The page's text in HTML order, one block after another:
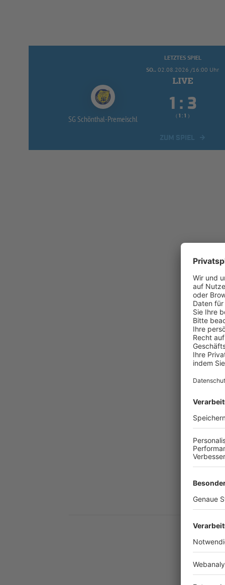
LETZTES SPIEL
SO.. 02.08.2026 /16:00 Uhr
SG Schönthal-Premeischl
 : 
(  :  )